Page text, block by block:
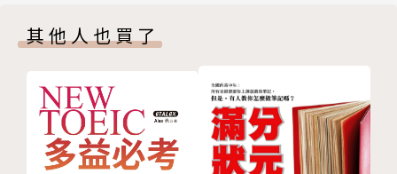
化開始學習呢？
本書按照月份編排，內容包含生活短句及文化專欄。按
照不同的季節主題，彙整了簡單又實用的句子，學會之
後馬上就能開口說日語；文化專欄除了能增進日語閱讀
能力以外，還可加深讀者對日本文化的理解和認識。最
口味豐富的國民美食 烏龍麵
女兒節
畢業
色彩繽紛、滿載幸福的女兒節
成熟的大人一定知道的壽司基本常識
其他人也買了